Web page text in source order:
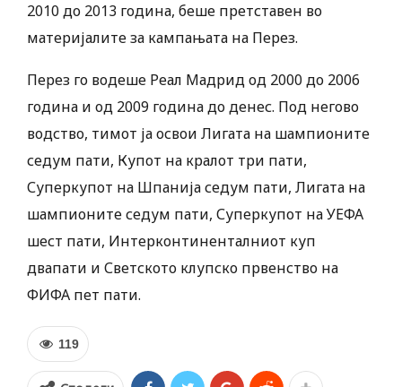
2010 до 2013 година, беше претставен во
материјалите за кампањата на Перез.
Перез го водеше Реал Мадрид од 2000 до 2006
година и од 2009 година до денес. Под негово
водство, тимот ја освои Лигата на шампионите
седум пати, Купот на кралот три пати,
Суперкупот на Шпанија седум пати, Лигата на
шампионите седум пати, Суперкупот на УЕФА
шест пати, Интерконтиненталниот куп
двапати и Светското клупско првенство на
ФИФА пет пати.
119